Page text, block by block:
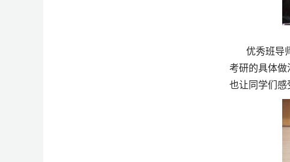
优秀班导
考研的具体做
也让同学们感